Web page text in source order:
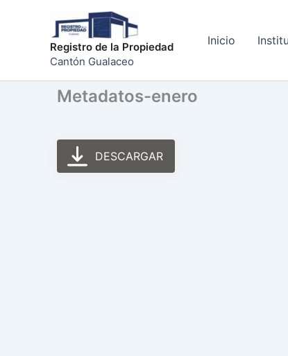
contenidoRegistro de la Propiedad
Cantón Gualaceo
Inicio
Metadatos-enero
DESCARGAR